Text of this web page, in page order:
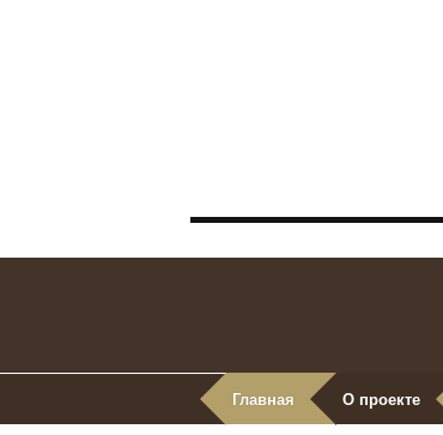
Главная О проекте